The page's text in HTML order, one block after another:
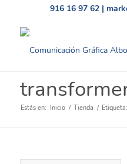
916 16 97 62 |
Estás en: Inicio / Tienda /